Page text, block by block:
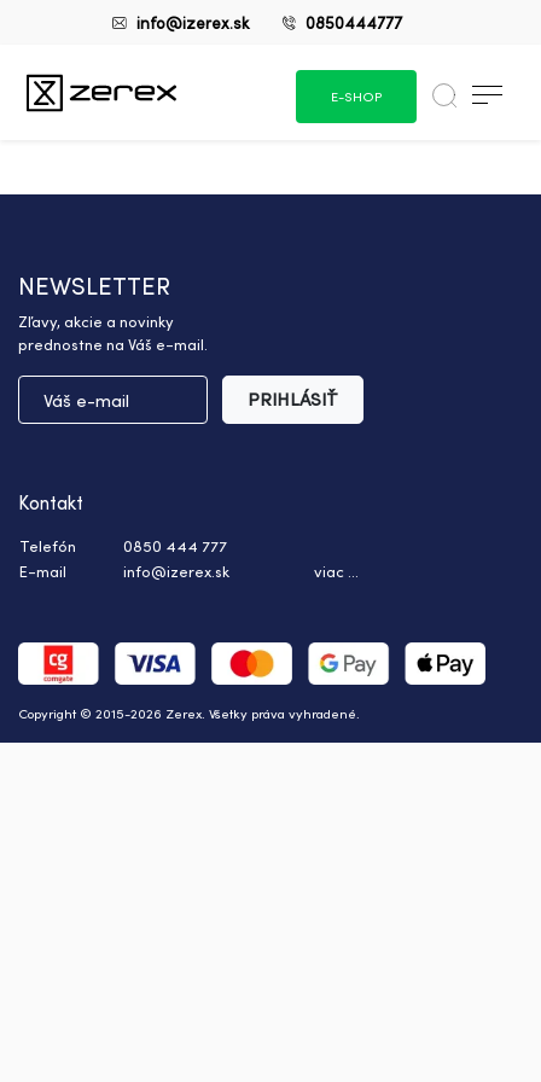
info@izerex.sk 0850444777
E-SHOP
NEWSLETTER
Zľavy, akcie a novinky
prednostne na Váš e-mail.
PRIHLÁSIŤ
Copyright © 2015-2026 Zerex. Všetky práva vyhradené.
Kontakt
Telefón
0850 444 777
E-mail
info@izerex.sk viac ...